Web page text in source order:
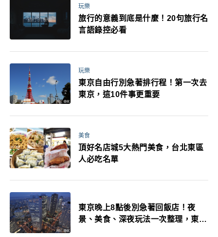
玩樂
旅行的意義到底是什麼！20句旅行名
言語錄控必看
玩樂
東京自由行別急著排行程！第一次去
東京，這10件事更重要
美食
頂好名店城5大熱門美食，台北東區
人必吃名單
東京晚上8點後別急著回飯店！夜
景、美食、深夜玩法一次整理，東京